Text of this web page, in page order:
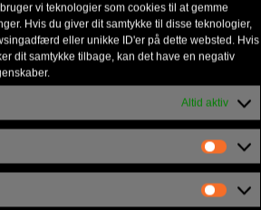
vi teknologier som cookies til at gemme
Hvis du giver dit samtykke til disse teknologier,
eller unikke ID'er på dette websted. Hvis
dit samtykke tilbage, kan det have en negativ
Altid aktiv
op til sommer og sol. Glæd
og få et møde med Gud.
kan spare op til 20% på
hvis du gerne vil campere